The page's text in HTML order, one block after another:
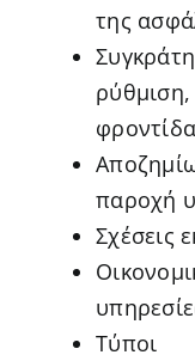
της
παροχή
Σχέσεις
Τύποι